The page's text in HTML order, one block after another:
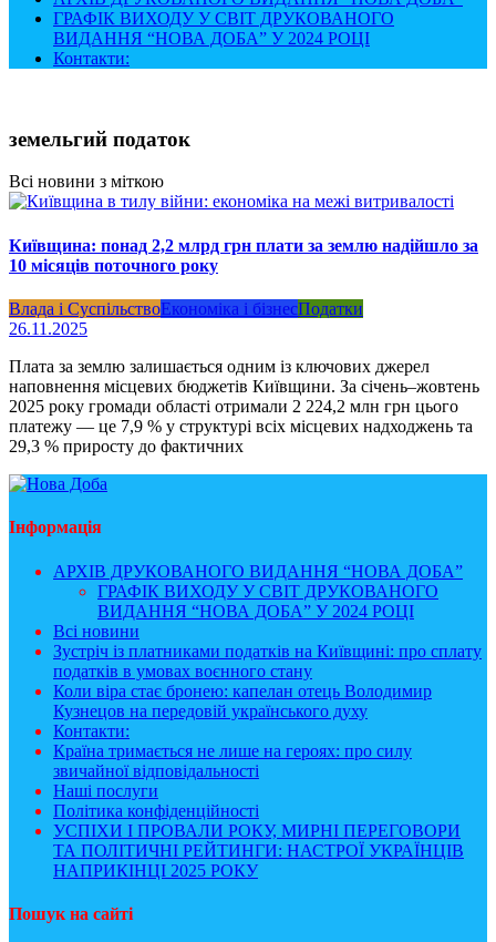
ГРАФІК ВИХОДУ У СВІТ ДРУКОВАНОГО
ВИДАННЯ “НОВА ДОБА” У 2024 РОЦІ
Контакти:
земельгий податок
Всі новини з міткою
Київщина: понад 2,2 млрд грн плати за землю надійшло за
10 місяців поточного року
Влада і СуспільствоЕкономіка і бізнесПодатки
26.11.2025
Плата за землю залишається одним із ключових джерел
наповнення місцевих бюджетів Київщини. За січень–жовтень
2025 року громади області отримали 2 224,2 млн грн цього
платежу — це 7,9 % у структурі всіх місцевих надходжень та
29,3 % приросту до фактичних
Інформація
АРХІВ ДРУКОВАНОГО ВИДАННЯ “НОВА ДОБА”
ГРАФІК ВИХОДУ У СВІТ ДРУКОВАНОГО
ВИДАННЯ “НОВА ДОБА” У 2024 РОЦІ
Всі новини
Зустріч із платниками податків на Київщині: про сплату
податків в умовах воєнного стану
Коли віра стає бронею: капелан отець Володимир
Кузнецов на передовій українського духу
Контакти:
Країна тримається не лише на героях: про силу
звичайної відповідальності
Наші послуги
Політика конфіденційності
УСПІХИ І ПРОВАЛИ РОКУ, МИРНІ ПЕРЕГОВОРИ
ТА ПОЛІТИЧНІ РЕЙТИНГИ: НАСТРОЇ УКРАЇНЦІВ
НАПРИКІНЦІ 2025 РОКУ
Пошук на сайті